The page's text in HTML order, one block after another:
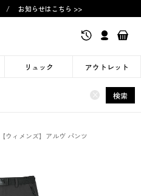
/ お知らせはこちら >>
リュック アウトレット
× 検索
【ウィメンズ】アルヴ パンツ